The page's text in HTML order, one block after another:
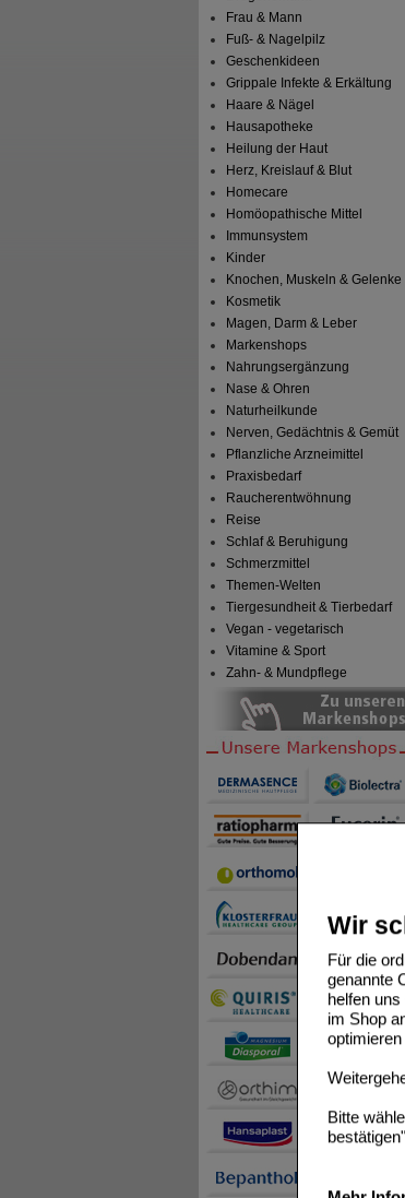
Wir
Für die
genannte
helfen
im Shop
Bitte
Frau & Mann
Fuß- & Nagelpilz
Geschenkideen
Grippale Infekte & Erkältung
Haare & Nägel
Hausapotheke
Heilung der Haut
Herz, Kreislauf & Blut
Homecare
Homöopathische Mittel
Immunsystem
Kinder
Knochen, Muskeln & Gelenke
Kosmetik
Magen, Darm & Leber
Markenshops
Nahrungsergänzung
Nase & Ohren
Naturheilkunde
Nerven, Gedächtnis & Gemüt
Pflanzliche Arzneimittel
Praxisbedarf
Raucherentwöhnung
Reise
Schlaf & Beruhigung
Schmerzmittel
Themen-Welten
Tiergesundheit & Tierbedarf
Vegan - vegetarisch
Vitamine & Sport
Zahn- & Mundpflege